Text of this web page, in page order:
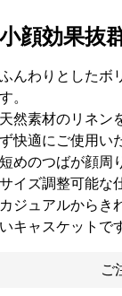
小顔効果抜
ふんわりとしたボ
す。
天然素材のリネン
ず快適にご使用い
短めのつばが顔周
サイズ調整可能な
カジュアルからき
いキャスケットで
ご